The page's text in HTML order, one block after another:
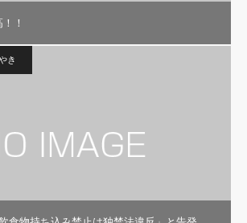
！
き